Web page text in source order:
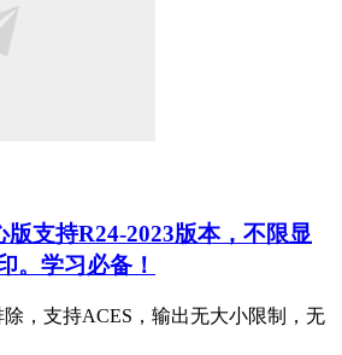
版支持R24-2023版本，不限显
。学习必备！
，支持ACES，输出无大小限制，无